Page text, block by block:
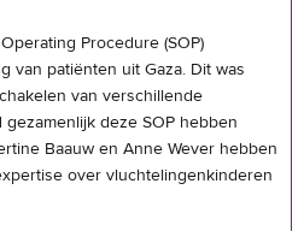
Procedure (SOP)
van patiënten uit Gaza. Dit was
van verschillende
deze SOP hebben
Baauw en Anne Wever hebben
over vluchtelingenkinderen